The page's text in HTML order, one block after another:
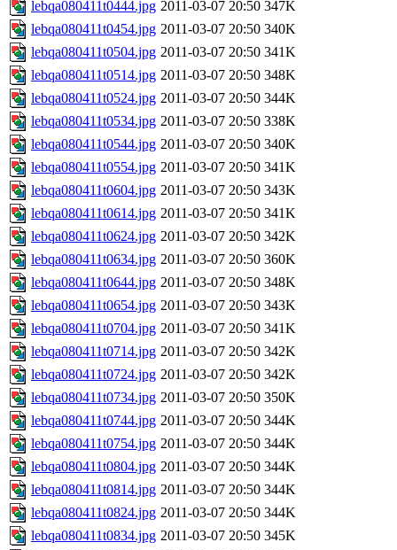
lebqa080411t0444.jpg 2011-03-07 20:50 347K
lebqa080411t0454.jpg 2011-03-07 20:50 340K
lebqa080411t0504.jpg 2011-03-07 20:50 341K
lebqa080411t0514.jpg 2011-03-07 20:50 348K
lebqa080411t0524.jpg 2011-03-07 20:50 344K
lebqa080411t0534.jpg 2011-03-07 20:50 338K
lebqa080411t0544.jpg 2011-03-07 20:50 340K
lebqa080411t0554.jpg 2011-03-07 20:50 341K
lebqa080411t0604.jpg 2011-03-07 20:50 343K
lebqa080411t0614.jpg 2011-03-07 20:50 341K
lebqa080411t0624.jpg 2011-03-07 20:50 342K
lebqa080411t0634.jpg 2011-03-07 20:50 360K
lebqa080411t0644.jpg 2011-03-07 20:50 348K
lebqa080411t0654.jpg 2011-03-07 20:50 343K
lebqa080411t0704.jpg 2011-03-07 20:50 341K
lebqa080411t0714.jpg 2011-03-07 20:50 342K
lebqa080411t0724.jpg 2011-03-07 20:50 342K
lebqa080411t0734.jpg 2011-03-07 20:50 350K
lebqa080411t0744.jpg 2011-03-07 20:50 344K
lebqa080411t0754.jpg 2011-03-07 20:50 344K
lebqa080411t0804.jpg 2011-03-07 20:50 344K
lebqa080411t0814.jpg 2011-03-07 20:50 344K
lebqa080411t0824.jpg 2011-03-07 20:50 344K
lebqa080411t0834.jpg 2011-03-07 20:50 345K